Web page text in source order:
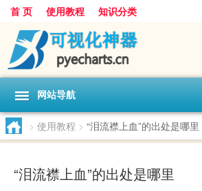
首 页 使用教程 知识分类
网站导航
> 使用教程 > “泪流襟上血”的出处是哪里
“泪流襟上血”的出处是哪里